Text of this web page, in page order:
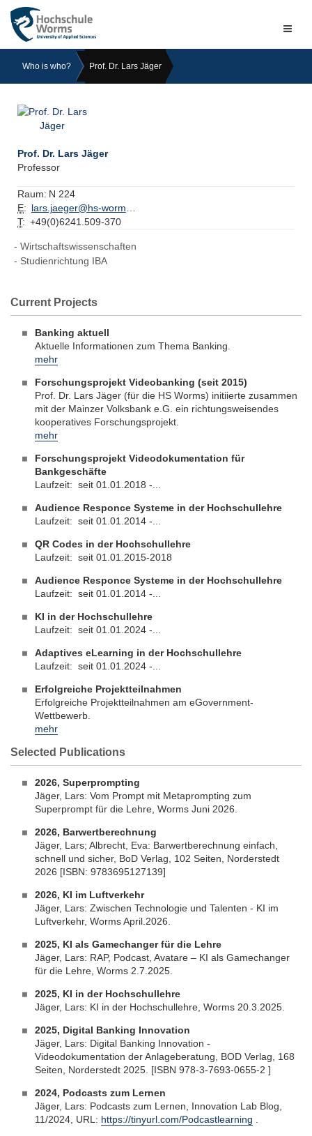
Who is who? Prof. Dr. Lars Jäger
Prof. Dr. Lars Jäger
Professor
Raum: N 224
E:
T: +49(0)6241.509-370
Wirtschaftswissenschaften
Studienrichtung IBA
Current Projects
Banking aktuell
Aktuelle Informationen zum Thema Banking.
mehr
Forschungsprojekt Videobanking (seit 2015)
Prof. Dr. Lars Jäger (für die HS Worms) initiierte zusammen
mit der Mainzer Volksbank e.G. ein richtungsweisendes
kooperatives Forschungsprojekt.
mehr
Forschungsprojekt Videodokumentation für
Bankgeschäfte
Laufzeit: seit 01.01.2018 -...
Audience Responce Systeme in der Hochschullehre
Laufzeit: seit 01.01.2014 -...
QR Codes in der Hochschullehre
Laufzeit: seit 01.01.2015-2018
Audience Responce Systeme in der Hochschullehre
Laufzeit: seit 01.01.2014 -...
KI in der Hochschullehre
Laufzeit: seit 01.01.2024 -...
Adaptives eLearning in der Hochschullehre
Laufzeit: seit 01.01.2024 -...
Erfolgreiche Projektteilnahmen
Erfolgreiche Projektteilnahmen am eGovernment-
Wettbewerb.
mehr
Selected Publications
2026, Superprompting
Jäger, Lars: Vom Prompt mit Metaprompting zum
Superprompt für die Lehre, Worms Juni 2026.
2026, Barwertberechnung
Jäger, Lars; Albrecht, Eva: Barwertberechnung einfach,
schnell und sicher, BoD Verlag, 102 Seiten, Norderstedt
2026 [ISBN: 9783695127139]
2026, KI im Luftverkehr
Jäger, Lars: Zwischen Technologie und Talenten - KI im
Luftverkehr, Worms April.2026.
2025, KI als Gamechanger für die Lehre
Jäger, Lars: RAP, Podcast, Avatare – KI als Gamechanger
für die Lehre, Worms 2.7.2025.
2025, KI in der Hochschullehre
Jäger, Lars: KI in der Hochschullehre, Worms 20.3.2025.
2025, Digital Banking Innovation
Jäger, Lars: Digital Banking Innovation -
Videodokumentation der Anlageberatung, BOD Verlag, 168
Seiten, Norderstedt 2025. [ISBN 978-3-7693-0655-2 ]
2024, Podcasts zum Lernen
Jäger, Lars: Podcasts zum Lernen, Innovation Lab Blog,
11/2024, URL: https://tinyurl.com/Podcastlearning